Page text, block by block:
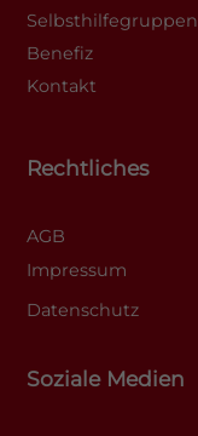
Selbsthilfegruppen
Benefiz
Kontakt
Rechtliches
AGB
Impressum
Datenschutz
Soziale Medien